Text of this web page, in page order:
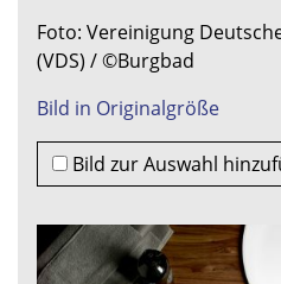
Foto: Vereinigung
(VDS) / ©Burgbad
Bild in Originalgröße
Bild zur Auswahl